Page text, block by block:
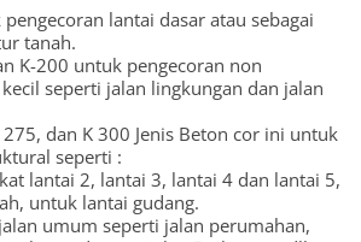
lantai dasar atau sebagai
tanah.
K-200 untuk pengecoran non
seperti jalan lingkungan dan jalan
275, dan K 300 Jenis Beton cor ini untuk
seperti :
lantai 2, lantai 3, lantai 4 dan lantai 5,
untuk lantai gudang.
umum seperti jalan perumahan,